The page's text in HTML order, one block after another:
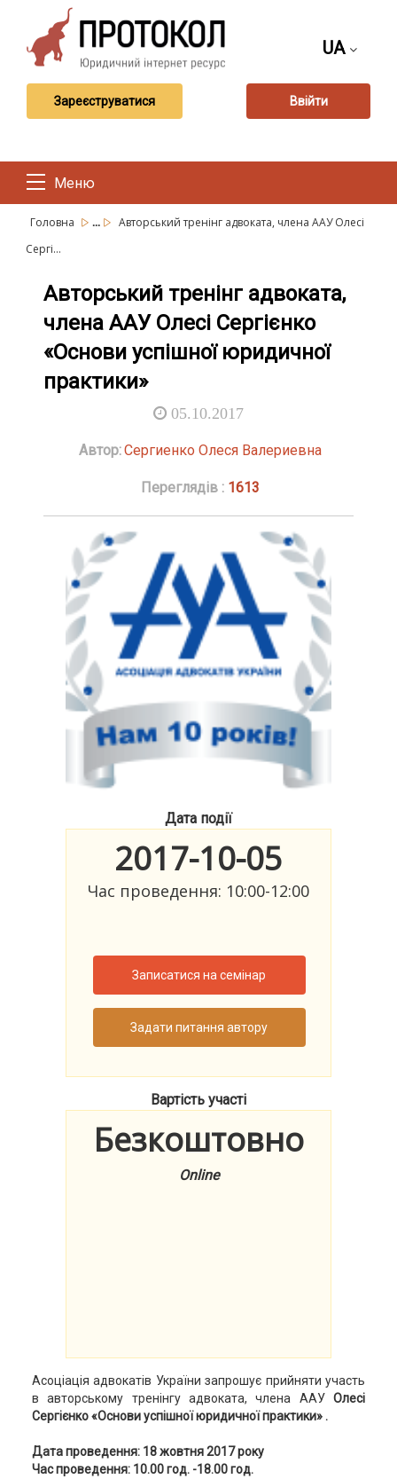
UA
Зареєструватися Ввійти
Меню
Головна ...
Авторський тренінг адвоката, члена ААУ Олесі
Сергі...
Авторський тренінг адвоката,
члена ААУ Олесі Сергієнко
«Основи успішної юридичної
практики»
05.10.2017
Автор:Сергиенко Олеся Валериевна
Переглядів : 1613
Дата події
2017-10-05
Час проведення: 10:00-12:00
Записатися на семінар
Задати питання автору
Вартість участі
Безкоштовно
Online
Асоціація адвокатів України запрошує прийняти участь
в авторському тренінгу адвоката, члена ААУОлесі
Сергієнко «Основи успішної юридичної практики» .
Дата проведення: 18 жовтня 2017 року
Час проведення: 10.00 год. -18.00 год.